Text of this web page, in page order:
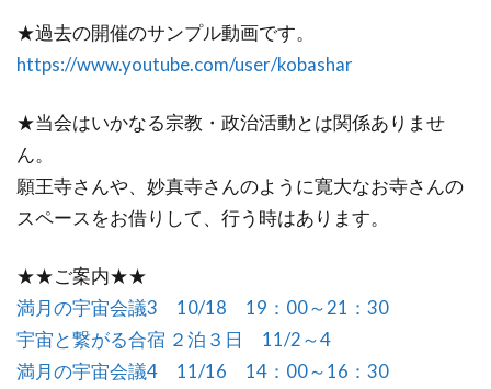
★過去の開催のサンプル動画です。
https://www.youtube.com/user/kobashar
★当会はいかなる宗教・政治活動とは関係ありませ
ん。
願王寺さんや、妙真寺さんのように寛大なお寺さんの
スペースをお借りして、行う時はあります。
★★ご案内★★
満月の宇宙会議3 10/18 19：00～21：30
宇宙と繋がる合宿 ２泊３日 11/2～4
満月の宇宙会議4 11/16 14：00～16：30